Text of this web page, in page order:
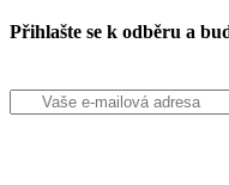
Přihlašte se k odběru a